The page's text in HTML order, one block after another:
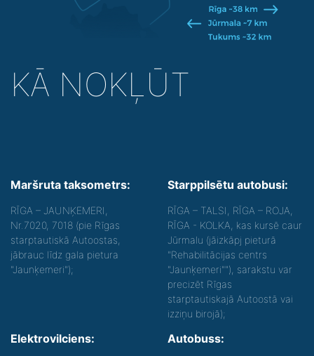
KĀ NOKĻŪT
Maršruta taksometrs:
RĪGA – JAUNĶEMERI,
Nr.7020, 7018 (pie Rīgas
starptautiskā Autoostas,
jābrauc līdz gala pietura
"Jaunķemeri");
Starppilsētu autobusi:
RĪGA – TALSI, RĪGA – ROJA,
RĪGA - KOLKA, kas kursē caur
Jūrmalu (jāizkāpj pieturā
"Rehabilitācijas centrs
"Jaunķemeri""), sarakstu var
precizēt Rīgas
starptautiskajā Autoostā vai
izziņu birojā);
Elektrovilciens: Autobuss: